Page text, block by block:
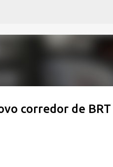
corredor de BRT